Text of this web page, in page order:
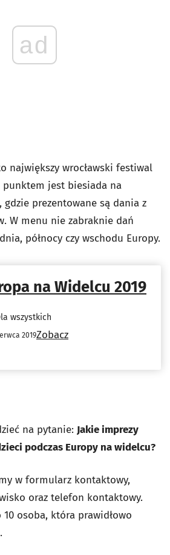
ad
największy wrocławski festiwal
punktem jest biesiada na
gdzie prezentowane są dania z
W menu nie zabraknie dań
północy czy wschodu Europy.
na Widelcu 2019
wszystkich
2019Zobacz
na pytanie: Jakie imprezy
podczas Europy na widelcu?
w formularz kontaktowy,
oraz telefon kontaktowy.
10 osoba, która prawidłowo